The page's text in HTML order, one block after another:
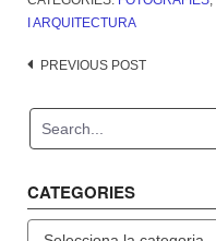
I ARQUITECTURA
Post
PREVIOUS POST
CATEGORIES